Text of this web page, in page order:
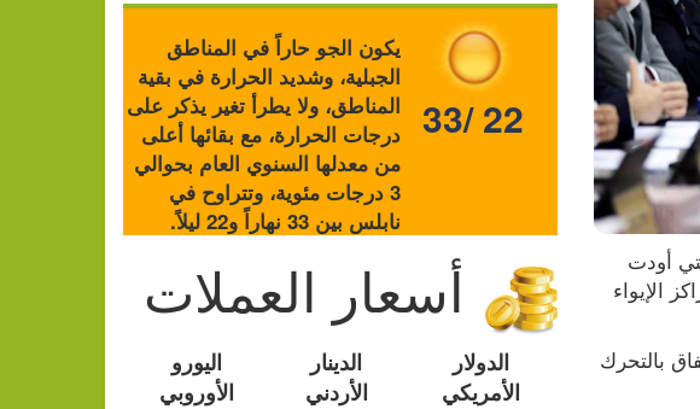
يكون الجو حاراً في المناطق
الجبلية، وشديد الحرارة في بقية
المناطق، ولا يطرأ تغير يذكر على
درجات الحرارة، مع بقائها أعلى
من معدلها السنوي العام بحوالي
3 درجات مئوية، وتتراوح في
نابلس بين 33 نهاراً و22 ليلاً.
33/ 22
أسعار العملات
الدولار
الأمريكي
الدينار
الأردني
اليورو
الأوروبي